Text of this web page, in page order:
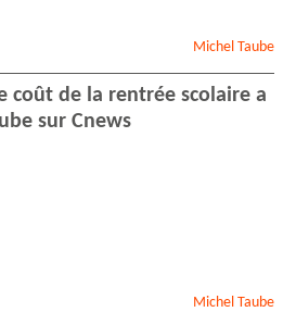
Michel Taube
coût de la rentrée scolaire a
sur Cnews
Michel Taube